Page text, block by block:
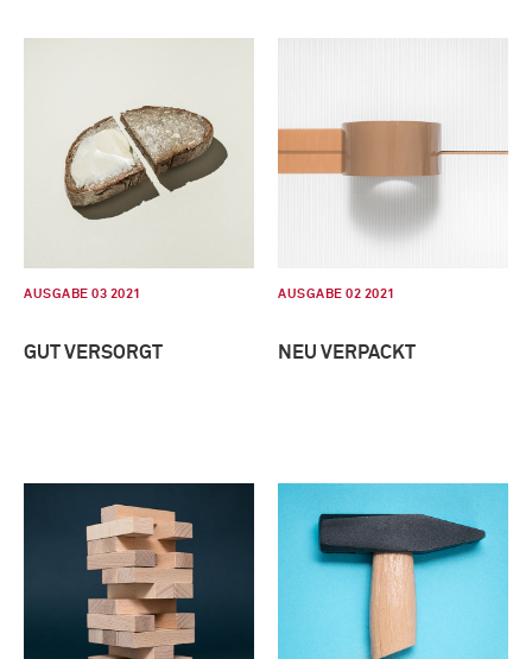
AUSGABE 03 2021
GUT VERSORGT
AUSGABE 02 2021
NEU VERPACKT